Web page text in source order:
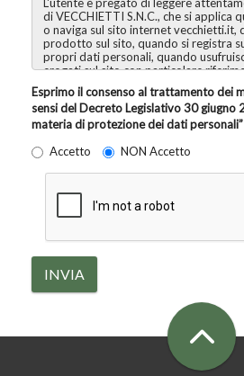
Esprimo il consenso al trattamento dei
sensi del Decreto Legislativo 30 giugno
materia di protezione dei dati personali”
Accetto
NON Accetto
INVIA